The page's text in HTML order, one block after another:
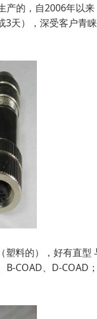
的，自2006年以
天），深受客户青
料的），好有直
COAD、D-COAD